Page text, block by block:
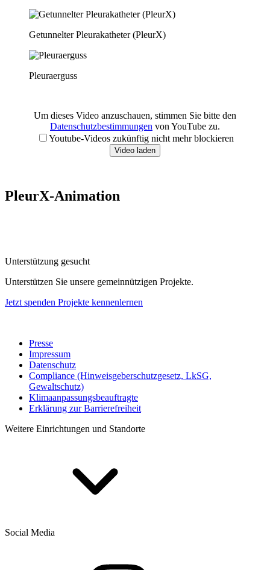
Getunnelter Pleurakatheter (PleurX)
Pleuraerguss
Um dieses Video anzuschauen, stimmen Sie bitte den
Datenschutzbestimmungen von YouTube zu.
Youtube-Videos zukünftig nicht mehr blockieren
Video laden
PleurX-Animation
Unterstützung gesucht
Unterstützen Sie unsere gemeinnützigen Projekte.
Jetzt spenden Projekte kennenlernen
Presse
Impressum
Datenschutz
Compliance (Hinweisgeberschutzgesetz, LkSG,
Gewaltschutz)
Klimaanpassungsbeauftragte
Erklärung zur Barrierefreiheit
Weitere Einrichtungen und Standorte
Social Media